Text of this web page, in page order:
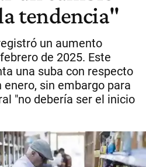
tendencia"
un aumento
de 2025. Este
una suba con respecto
enero, sin embargo para
"no debería ser el inicio